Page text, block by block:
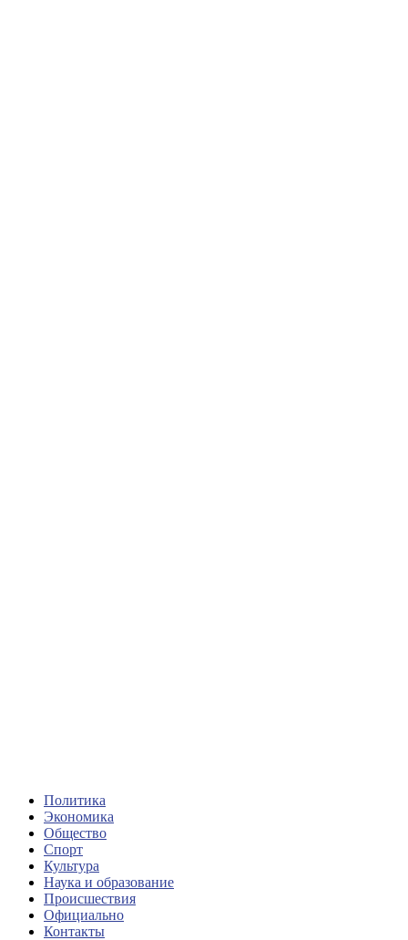
Политика
Экономика
Общество
Спорт
Культура
Наука и образование
Происшествия
Официально
Контакты